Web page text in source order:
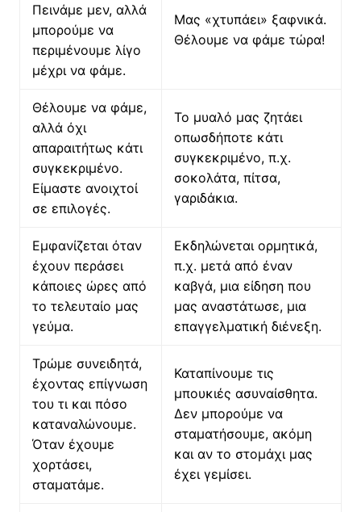
Πεινάμε μεν, αλλά
μπορούμε να
περιμένουμε λίγο
μέχρι να φάμε.
Μας «χτυπάει» ξαφνικά.
Θέλουμε να φάμε τώρα!
Θέλουμε να φάμε,
αλλά όχι
απαραιτήτως κάτι
συγκεκριμένο.
Είμαστε ανοιχτοί
σε επιλογές.
Το μυαλό μας ζητάει
οπωσδήποτε κάτι
συγκεκριμένο, π.χ.
σοκολάτα, πίτσα,
γαριδάκια.
Εμφανίζεται όταν
έχουν περάσει
κάποιες ώρες από
το τελευταίο μας
γεύμα.
Εκδηλώνεται ορμητικά,
π.χ. μετά από έναν
καβγά, μια είδηση που
μας αναστάτωσε, μια
επαγγελματική διένεξη.
Τρώμε συνειδητά,
έχοντας επίγνωση
του τι και πόσο
καταναλώνουμε.
Όταν έχουμε
χορτάσει,
σταματάμε.
Καταπίνουμε τις
μπουκιές ασυναίσθητα.
Δεν μπορούμε να
σταματήσουμε, ακόμη
και αν το στομάχι μας
έχει γεμίσει.